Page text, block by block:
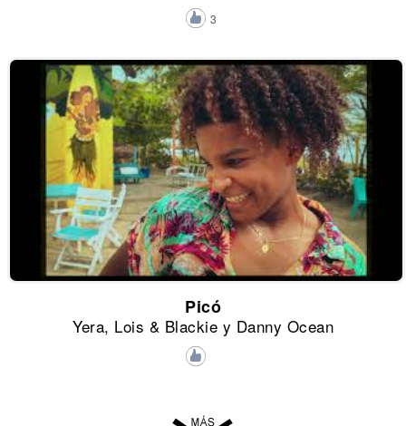
3
Picó
Yera, Lois & Blackie y Danny Ocean